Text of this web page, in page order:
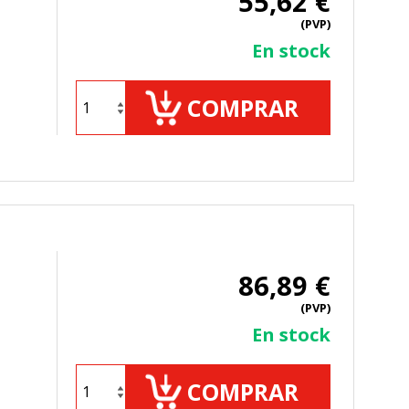
(PVP)
En stock
COMPRAR
86,89 €
(PVP)
En stock
COMPRAR